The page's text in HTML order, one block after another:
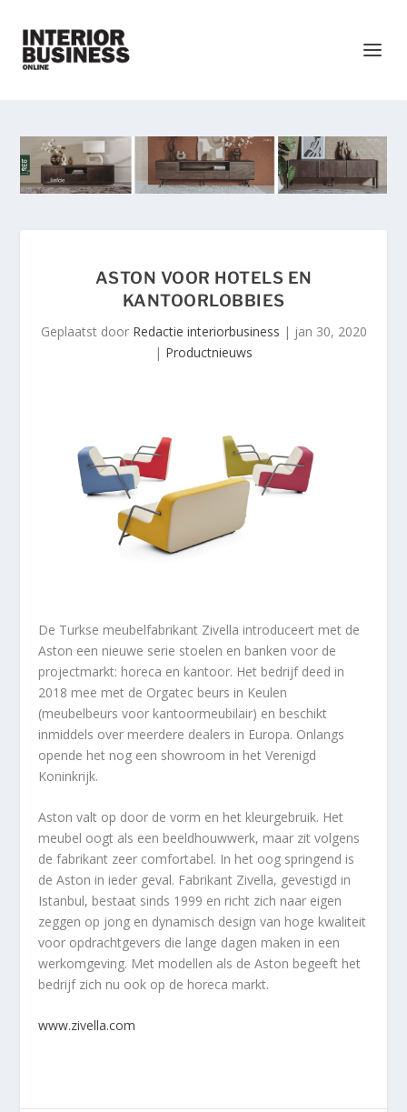
ASTON VOOR HOTELS EN
KANTOORLOBBIES
Geplaatst door Redactie interiorbusiness | jan 30, 2020
| Productnieuws
De Turkse meubelfabrikant Zivella introduceert met de
Aston een nieuwe serie stoelen en banken voor de
projectmarkt: horeca en kantoor. Het bedrijf deed in
2018 mee met de Orgatec beurs in Keulen
(meubelbeurs voor kantoormeubilair) en beschikt
inmiddels over meerdere dealers in Europa. Onlangs
opende het nog een showroom in het Verenigd
Koninkrijk.
Aston valt op door de vorm en het kleurgebruik. Het
meubel oogt als een beeldhouwwerk, maar zit volgens
de fabrikant zeer comfortabel. In het oog springend is
de Aston in ieder geval. Fabrikant Zivella, gevestigd in
Istanbul, bestaat sinds 1999 en richt zich naar eigen
zeggen op jong en dynamisch design van hoge kwaliteit
voor opdrachtgevers die lange dagen maken in een
werkomgeving. Met modellen als de Aston begeeft het
bedrijf zich nu ook op de horeca markt.
www.zivella.com